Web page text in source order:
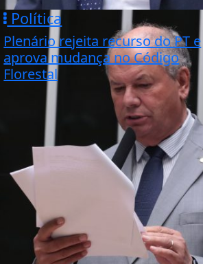
Política
Plenário rejeita recurso do PT e
aprova mudança no Código
Florestal